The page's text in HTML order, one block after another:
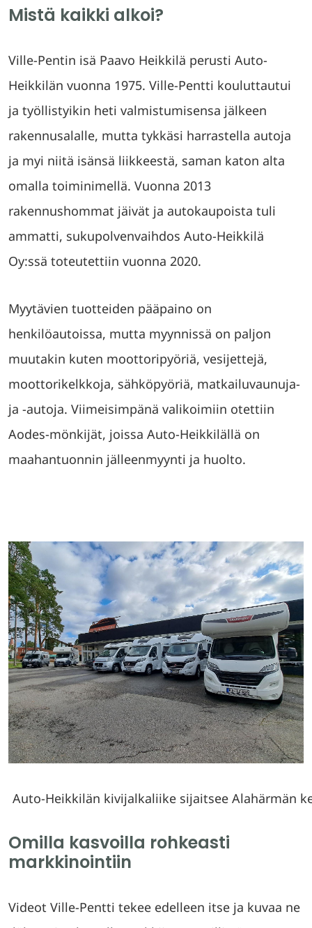
Mistä kaikki alkoi?
Ville-Pentin isä Paavo Heikkilä perusti Auto-
Heikkilän vuonna 1975. Ville-Pentti kouluttautui
ja työllistyikin heti valmistumisensa jälkeen
rakennusalalle, mutta tykkäsi harrastella autoja
ja myi niitä isänsä liikkeestä, saman katon alta
omalla toiminimellä. Vuonna 2013
rakennushommat jäivät ja autokaupoista tuli
ammatti, sukupolvenvaihdos Auto-Heikkilä
Oy:ssä toteutettiin vuonna 2020.
Myytävien tuotteiden pääpaino on
henkilöautoissa, mutta myynnissä on paljon
muutakin kuten moottoripyöriä, vesijettejä,
moottorikelkkoja, sähköpyöriä, matkailuvaunuja-
ja -autoja. Viimeisimpänä valikoimiin otettiin
Aodes-mönkijät, joissa Auto-Heikkilällä on
maahantuonnin jälleenmyynti ja huolto.
Auto-Heikkilän kivijalkaliike sijaitsee Alahärmän
Omilla kasvoilla rohkeasti
markkinointiin
Videot Ville-Pentti tekee edelleen itse ja kuvaa ne